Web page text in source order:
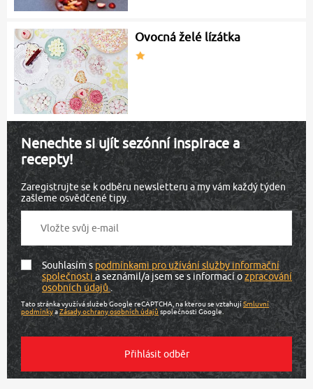
Ovocná želé lízátka
Nenechte si ujít sezónní inspirace a
recepty!
Zaregistrujte se k odběru newsletteru a my vám každý týden
zašleme osvědčené tipy.
Souhlasím spodmínkami pro užívání služby informační
společnostia seznámil/a jsem se s informací ozpracování
osobních údajů.
Tato stránka využívá služeb Google reCAPTCHA, na kterou se vztahujíSmluvní
podmínkyaZásady ochrany osobních údajů společnosti Google.